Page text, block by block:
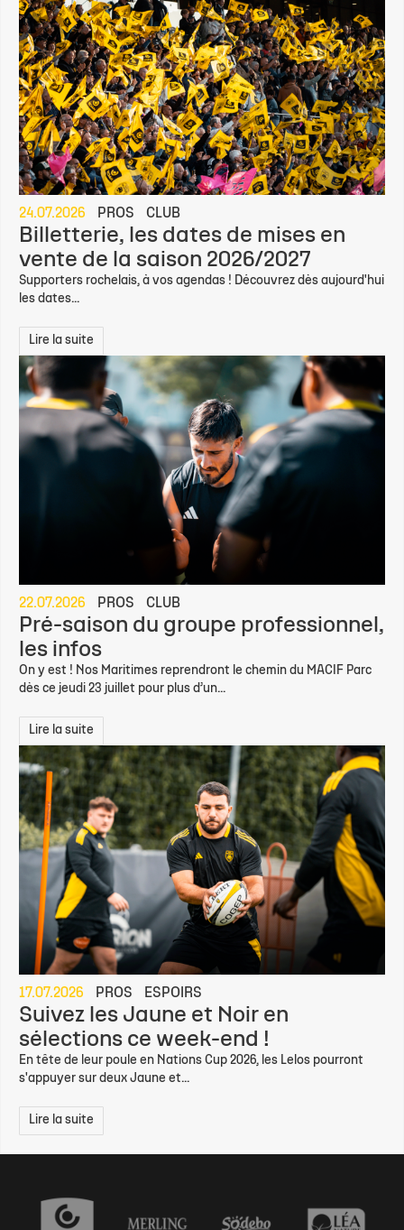
24.07.2026 PROS CLUB
Billetterie, les dates de mises en
vente de la saison 2026/2027
Supporters rochelais, à vos agendas ! Découvrez dès aujourd'hui
les dates...
Lire la suite
22.07.2026 PROS CLUB
Pré-saison du groupe professionnel,
les infos
On y est ! Nos Maritimes reprendront le chemin du MACIF Parc
dès ce jeudi 23 juillet pour plus d’un...
Lire la suite
17.07.2026 PROS ESPOIRS
Suivez les Jaune et Noir en
sélections ce week-end !
En tête de leur poule en Nations Cup 2026, les Lelos pourront
s'appuyer sur deux Jaune et...
Lire la suite